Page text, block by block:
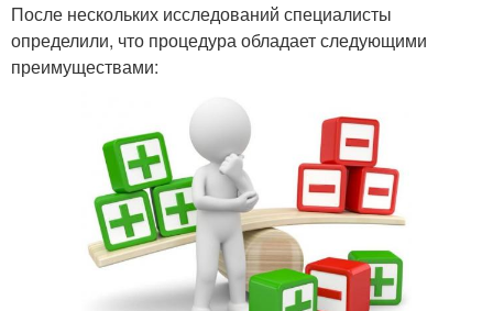
После нескольких исследований специалисты
определили, что процедура обладает следующими
преимуществами: